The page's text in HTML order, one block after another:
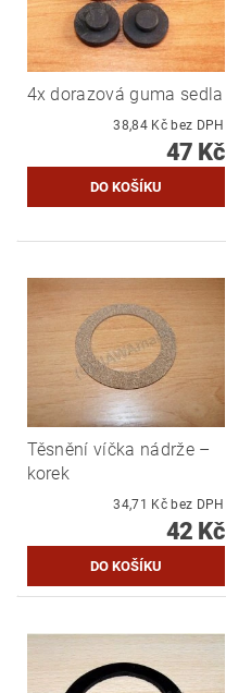
4x dorazová guma sedla
38,84 Kč bez DPH
47 Kč
Těsnění víčka nádrže –
korek
34,71 Kč bez DPH
42 Kč